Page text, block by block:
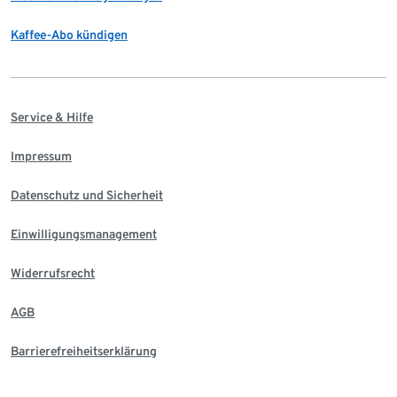
Kaffee-Abo kündigen
Service & Hilfe
Impressum
Datenschutz und Sicherheit
Einwilligungsmanagement
Widerrufsrecht
AGB
Barrierefreiheitserklärung